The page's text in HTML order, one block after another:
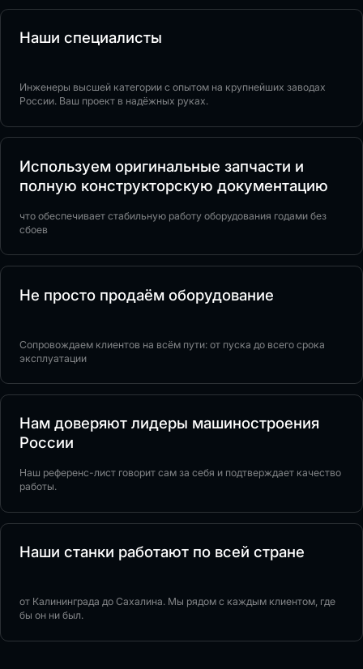
Наши специалисты
Инженеры высшей категории с опытом на крупнейших заводах
России. Ваш проект в надёжных руках.
Используем оригинальные запчасти и
полную конструкторскую документацию
что обеспечивает стабильную работу оборудования годами без
сбоев
Не просто продаём оборудование
Сопровождаем клиентов на всём пути: от пуска до всего срока
эксплуатации
Нам доверяют лидеры машиностроения
России
Наш референс-лист говорит сам за себя и подтверждает качество
работы.
Наши станки работают по всей стране
от Калининграда до Сахалина. Мы рядом с каждым клиентом, где
бы он ни был.